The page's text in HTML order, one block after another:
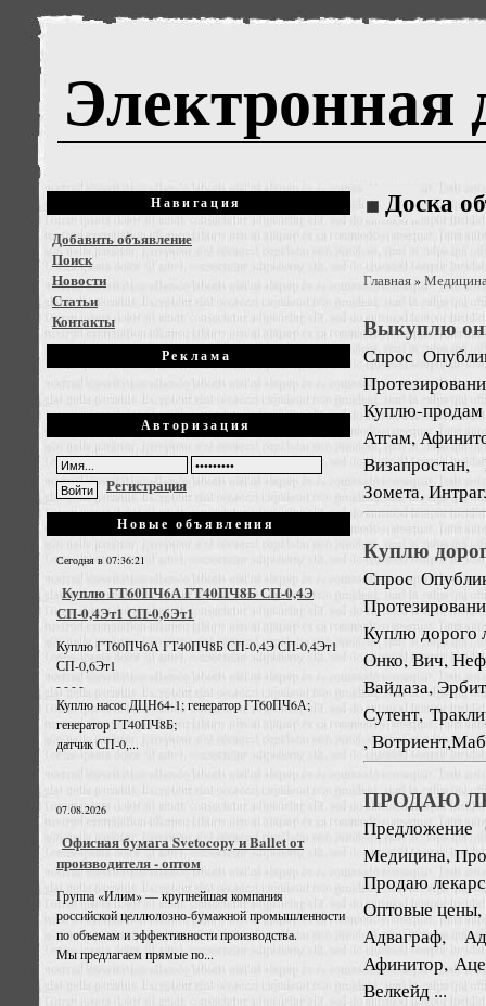
Электронная
Навигация
Добавить объявление
Поиск
Новости
Статьи
Контакты
Реклама
Авторизация
Регистрация
Новые объявления
Сегодня в 07:36:21
Куплю ГТ60ПЧ6А ГТ40ПЧ8Б СП-0,4Э
СП-0,4Эт1 СП-0,6Эт1
Куплю ГТ60ПЧ6А ГТ40ПЧ8Б СП-0,4Э СП-0,4Эт1
СП-0,6Эт1
- - - -
Куплю насос ДЦН64-1; генератор ГТ60ПЧ6А;
генератор ГТ40ПЧ8Б;
датчик СП-0,...
07.08.2026
Офисная бумага Svetocopy и Ballet от
производителя - оптом
Группа «Илим» — крупнейшая компания
российской целлюлозно-бумажной промышленности
по объемам и эффективности производства.
Мы предлагаем прямые по...
Доска
Главная»
Выкуплю
Спрос
Куплю-
Атгам,
Зомета,
Куплю
Спрос
Куплю дорого
Онко, Вич,
Вайдаза,
Сутент,
,
ПРОДАЮ
Предложение
Медицина,
Продаю
Оптовые
Адваграф,
Афинитор,
Велкейд ...